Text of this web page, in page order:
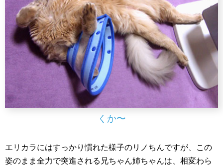
くか〜
エリカラにはすっかり慣れた様子のリノちんですが、この
姿のまま全力で突進される兄ちゃん姉ちゃんは、相変わら